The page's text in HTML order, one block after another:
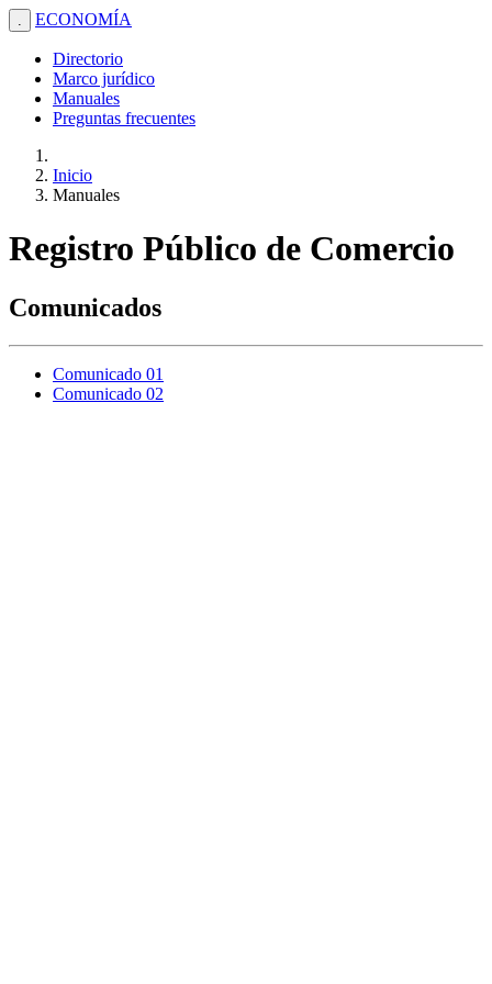
. ECONOMÍA
Directorio
Marco jurídico
Manuales
Preguntas frecuentes
Inicio
Manuales
Registro Público de Comercio
Comunicados
Comunicado 01
Comunicado 02